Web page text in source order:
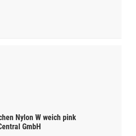
Nylon W weich pink
GmbH